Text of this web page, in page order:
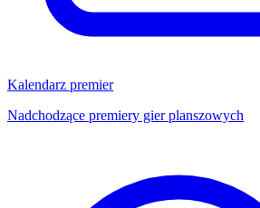
Kalendarz premier
Nadchodzące premiery gier planszowych